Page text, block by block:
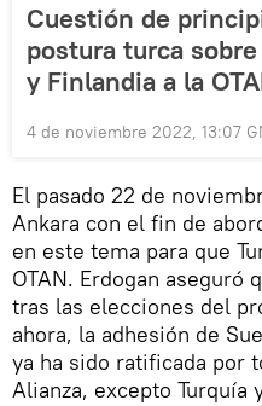
Cuestión de
postura turca
y Finlandia a la
4 de noviembre 2022, 13:07
El pasado 22 de
Ankara con el fin de
en este tema para que
OTAN. Erdogan aseguró
tras las elecciones del
ahora, la adhesión de
ya ha sido ratificada por
Alianza, excepto Turquía